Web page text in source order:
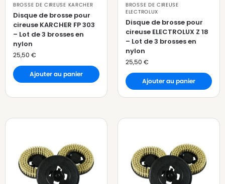
BROSSE DE CIREUSE KARCHER
Disque de brosse pour
cireuse KARCHER FP 303
– Lot de 3 brosses en
nylon
25,50 €
Ajouter au panier
BROSSE DE CIREUSE
ELECTROLUX
Disque de brosse pour
cireuse ELECTROLUX Z 18
– Lot de 3 brosses en
nylon
25,50 €
Ajouter au panier